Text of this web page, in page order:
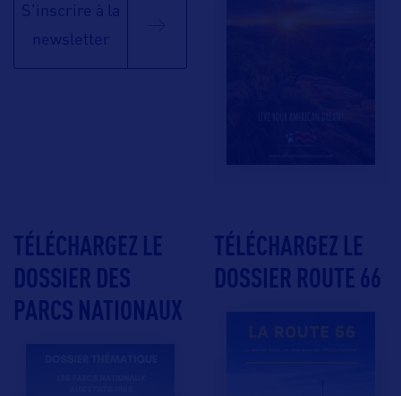
S'inscrire à la
newsletter
TÉLÉCHARGEZ LE
DOSSIER DES
PARCS NATIONAUX
TÉLÉCHARGEZ LE
DOSSIER ROUTE 66